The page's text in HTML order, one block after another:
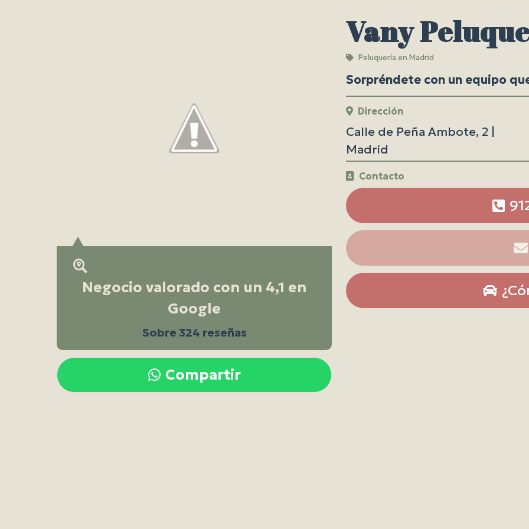
Negocio valorado con un 4,1 en
Google
Sobre 324 reseñas
Compartir
Vany
Peluquería en Madrid
Sorpréndete con un equipo
Dirección
Calle de Peña Ambote, 2 |
Madrid
Contacto